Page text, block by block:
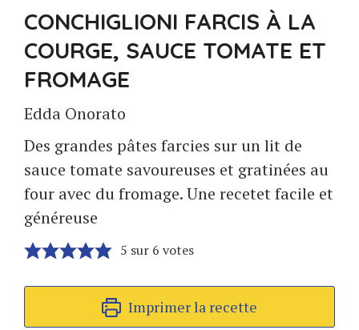
CONCHIGLIONI FARCIS À LA
COURGE, SAUCE TOMATE ET
FROMAGE
Edda Onorato
Des grandes pâtes farcies sur un lit de
sauce tomate savoureuses et gratinées au
four avec du fromage. Une recetet facile et
généreuse
5 sur 6 votes
Imprimer la recette